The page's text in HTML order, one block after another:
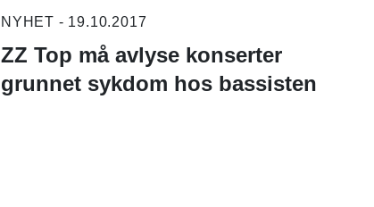
NYHET - 19.10.2017
ZZ Top må avlyse konserter
grunnet sykdom hos bassisten